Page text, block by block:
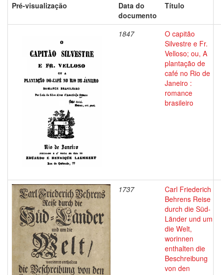
Pré-visualização
Data do
documento
Título
1847
O capitão
Silvestre e Fr.
Velloso; ou, A
plantação de
café no Rio de
Janeiro :
romance
brasileiro
1737
Carl Friederich
Behrens Reise
durch die Süd-
Länder und um
die Welt,
worinnen
enthalten die
Beschreibung
von den